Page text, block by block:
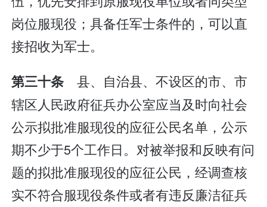
岗位服现役；具备任军士条件的，可以直
接招收为军士。
第三十条 县、自治县、不设区的市、市
辖区人民政府征兵办公室应当及时向社会
公示拟批准服现役的应征公民名单，公示
期不少于5个工作日。对被举报和反映有问
题的拟批准服现役的应征公民，经调查核
实不符合服现役条件或者有违反廉洁征兵